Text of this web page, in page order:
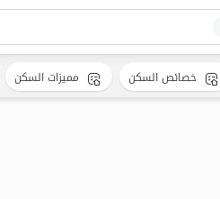
خصائص السكن مميزات السكن